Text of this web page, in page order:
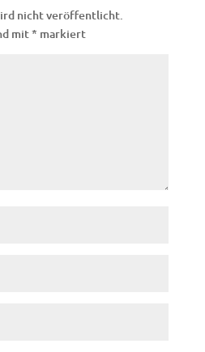
nicht veröffentlicht.
mit* markiert